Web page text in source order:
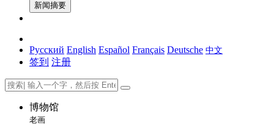
新闻摘要
Русский English Español Français Deutsche 中文
签到 注册
博物馆
老画